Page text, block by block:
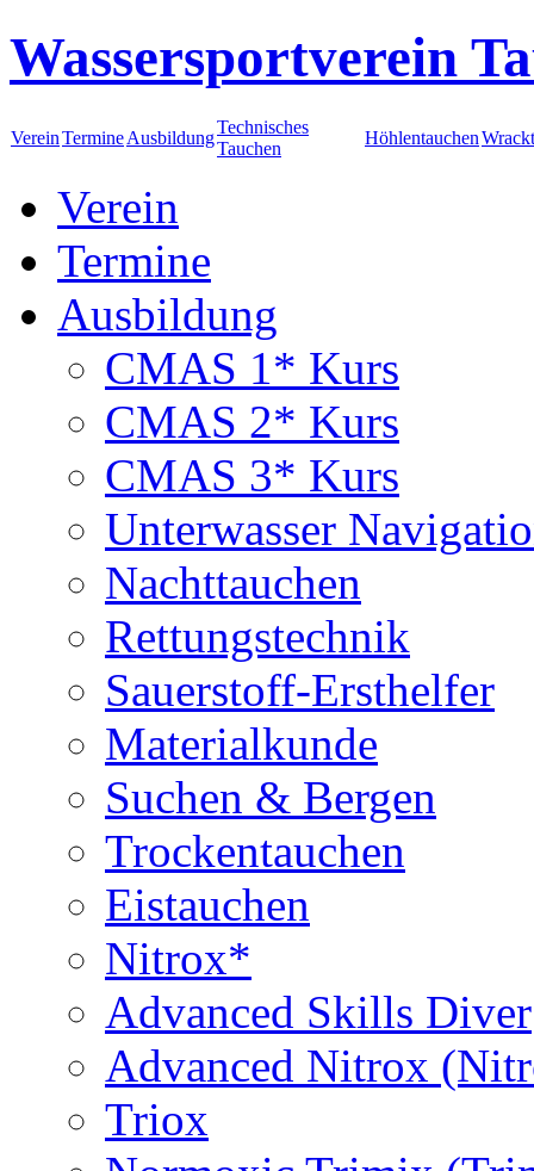
Wassersportverein
VereinTermineAusbildung
Technisches
Tauchen
Höhlentauchen
Verein
Termine
Ausbildung
CMAS 1* Kurs
CMAS 2* Kurs
CMAS 3* Kurs
Unterwasser
Nachttauchen
Rettungstechnik
Sauerstoff-Ersthelfer
Materialkunde
Suchen & Bergen
Trockentauchen
Eistauchen
Nitrox*
Advanced Skills Diver
Advanced Nitrox
Triox